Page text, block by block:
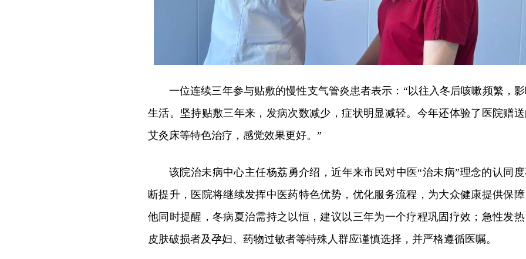
一位连续三年参与贴敷的慢性支气管炎患者表示：“以往入冬后咳嗽频繁，
生活。坚持贴敷三年来，发病次数减少，症状明显减轻。今年还体验了医院赠
艾灸床等特色治疗，感觉效果更好。”
该院治未病中心主任杨荔勇介绍，近年来市民对中医“治未病”理念的认同
断提升，医院将继续发挥中医药特色优势，优化服务流程，为大众健康提供保
他同时提醒，冬病夏治需持之以恒，建议以三年为一个疗程巩固疗效；急性发
皮肤破损者及孕妇、药物过敏者等特殊人群应谨慎选择，并严格遵循医嘱。